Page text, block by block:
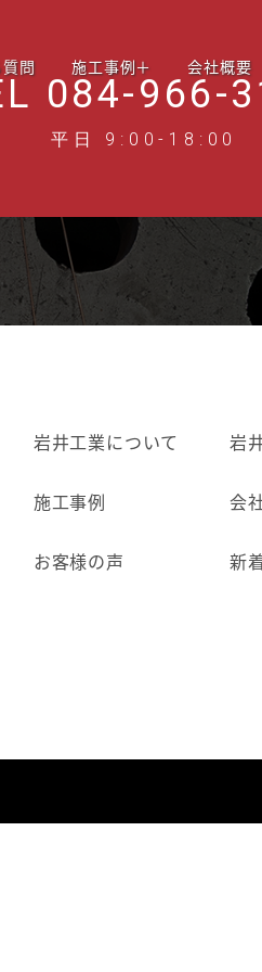
問 施工事例＋ 会社概要
084-966-
平日 9:00-18:00
岩井工業について 岩
施工事例 会
お客様の声 新